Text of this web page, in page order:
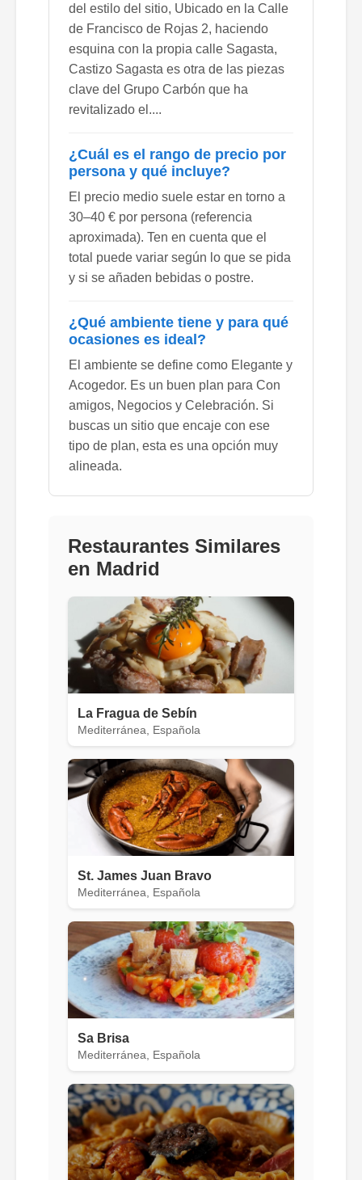
del estilo del sitio, Ubicado en la Calle
de Francisco de Rojas 2, haciendo
esquina con la propia calle Sagasta,
Castizo Sagasta es otra de las piezas
clave del Grupo Carbón que ha
revitalizado el....
¿Cuál es el rango de precio por
persona y qué incluye?
El precio medio suele estar en torno a
30–40 € por persona (referencia
aproximada). Ten en cuenta que el
total puede variar según lo que se pida
y si se añaden bebidas o postre.
¿Qué ambiente tiene y para qué
ocasiones es ideal?
El ambiente se define como Elegante y
Acogedor. Es un buen plan para Con
amigos, Negocios y Celebración. Si
buscas un sitio que encaje con ese
tipo de plan, esta es una opción muy
alineada.
Restaurantes Similares
en Madrid
La Fragua de Sebín
Mediterránea, Española
St. James Juan Bravo
Mediterránea, Española
Sa Brisa
Mediterránea, Española